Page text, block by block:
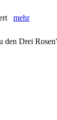
mehr
den Drei